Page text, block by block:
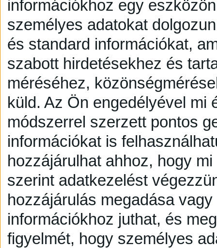
információkhoz egy
személyes adatokat
és standard információkat,
szabott hirdetésekhez és
méréséhez,
küld. Az Ön engedélyével mi
módszerrel szerzett pontos
információkat is
hozzájárulhat ahhoz, hogy
szerint adatkezelést
hozzájárulás megadása
információkhoz juthat, és
figyelmét, hogy személyes